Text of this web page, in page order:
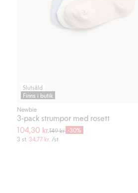
Slutsåld
Finns i butik
Newbie
3-pack strumpor med rosett
104,30 kr.149 kr. -30%
3 st. 34,77 kr. /st